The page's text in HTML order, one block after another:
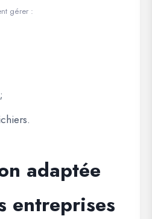
gérer :
adaptée
entreprises